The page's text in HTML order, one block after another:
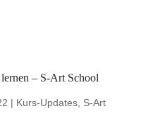
– S-Art School
| Kurs-Updates, S-Art